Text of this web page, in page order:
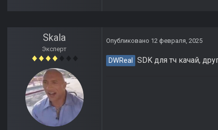
Skala
Эксперт
Опубликовано 12 февраля, 2025
DWReal SDK для тч качай,